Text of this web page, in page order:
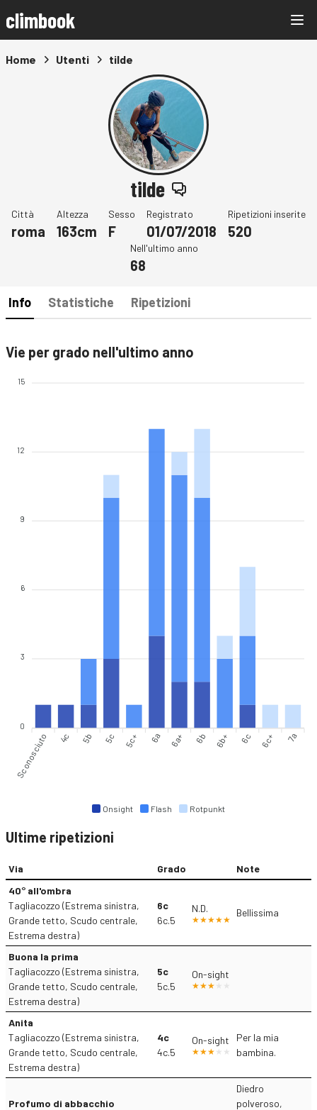
climbook
Home Utenti tilde
tilde
Città
roma
Altezza
163cm
Sesso
F
Registrato
01/07/2018
Ripetizioni inserite
520
Nell'ultimo anno
68
Info Statistiche Ripetizioni
Vie per grado nell'ultimo anno
Onsight Flash Rotpunkt
15
12
9
6
3
0
Sconosciuto 4c 5b 5c 5c+ 6a 6a+ 6b 6b+ 6c 6c+ 7a
Ultime ripetizioni
Via Grado
Note
40° all'ombra
Tagliacozzo (Estrema sinistra,
Grande tetto, Scudo centrale,
Estrema destra)
6c
6c.5
N.D. Bellissima
Buona la prima
Tagliacozzo (Estrema sinistra,
Grande tetto, Scudo centrale,
Estrema destra)
5c
5c.5
On-sight
Anita
Tagliacozzo (Estrema sinistra,
Grande tetto, Scudo centrale,
Estrema destra)
4c
4c.5
On-sight
Per la mia
bambina.
Profumo di abbacchio
Diedro
polveroso,